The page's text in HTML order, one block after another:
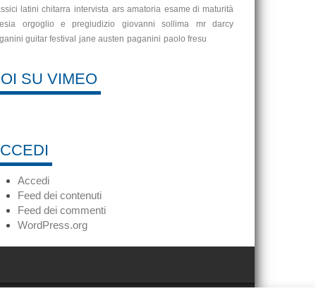
latini chitarra intervista ars amatoria esame di maturità
orgoglio e pregiudizio giovanni sollima
mr darcy
guitar festival jane austen paganini paolo fresu
SU VIMEO
Accedi
Feed dei contenuti
Feed dei commenti
WordPress.org